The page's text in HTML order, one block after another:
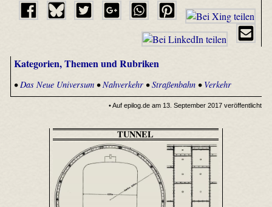
Kategorien, Themen und Rubriken
•Das Neue Universum•Nahverkehr•Straßenbahn• Verkehr
• Auf epilog.de am 13. September 2017 veröffentlicht
TUNNEL